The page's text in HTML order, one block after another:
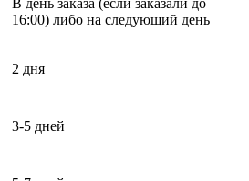
16:00) либо на следующий день
2 дня
3-5 дней